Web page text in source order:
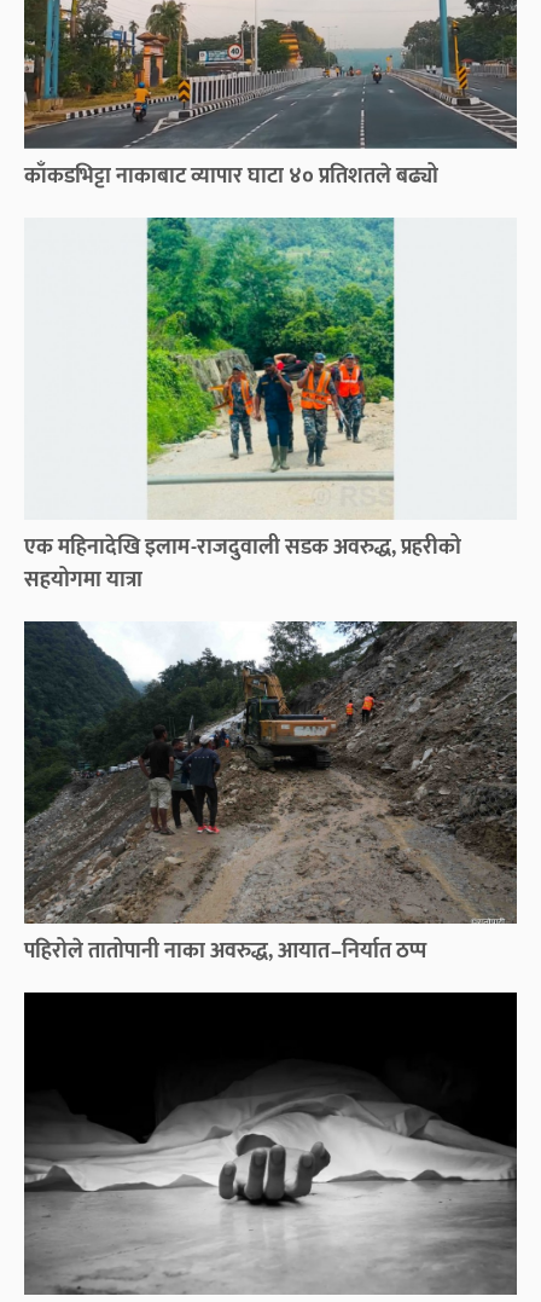
काँकडभिट्टा नाकाबाट व्यापार घाटा ४० प्रतिशतले बढ्यो
एक महिनादेखि इलाम-राजदुवाली सडक अवरुद्ध, प्रहरीको
सहयोगमा यात्रा
पहिरोले तातोपानी नाका अवरुद्ध, आयात–निर्यात ठप्प